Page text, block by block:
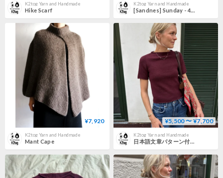
K2tog Yarn and Handmade
Hike Scarf
K2tog Yarn and Handmade
[Sandnes] Sunday - 4372
¥7,920
K2tog Yarn and Handmade
Mant Cape
¥5,500 〜 ¥7,700
K2tog Yarn and Handmade
日本語文章パターン付キット Ivy Tee Tynn Line version